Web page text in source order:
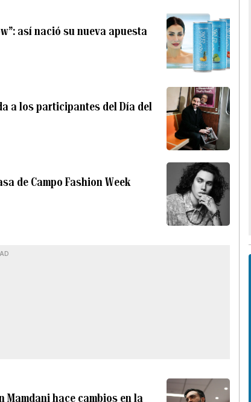
así nació su nueva apuesta
a los participantes del Día del
de Campo Fashion Week
Mamdani hace cambios en la